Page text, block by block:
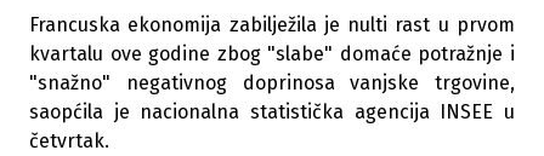
Francuska ekonomija zabilježila je nulti rast u prvom
kvartalu ove godine zbog "slabe" domaće potražnje i
"snažno" negativnog doprinosa vanjske trgovine,
saopćila je nacionalna statistička agencija INSEE u
četvrtak.